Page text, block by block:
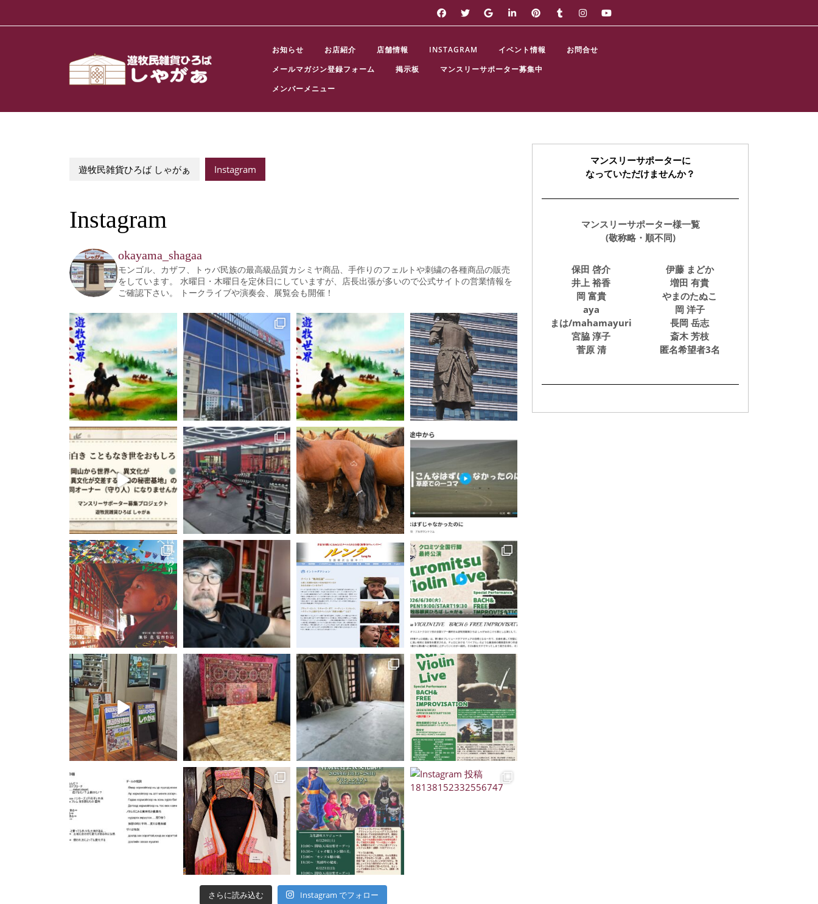
お知らせ お店紹介 店舗情報 INSTAGRAM イベント情報
お問合せ
メールマガジン登録フォーム
掲示板
マンスリーサポーター募集中
メンバーメニュー
遊牧民雑貨ひろば しゃがぁ Instagram
Instagram
okayama_shagaa
モンゴル、カザフ、トゥバ民族の最高級品質カシミヤ商品、手作りのフェルトや刺繍の各種商品の販売
をしています。
水曜日・木曜日を定休日にしていますが、店長出張が多いので公式サイトの営業情報を
ご確認下さい。
トークライブや演奏会、展覧会も開催！
さらに読み込む Instagram でフォロー
マンスリーサポーターに
なっていただけませんか？
マンスリーサポーター様一覧
(敬称略・順不同)
保田 啓介
井上 裕香
岡 富貴
aya
まは/mahamayuri
宮脇 淳子
菅原 清
伊藤 まどか
増田 有貴
やまのたぬこ
岡 洋子
長岡 岳志
斎木 芳枝
匿名希望者3名